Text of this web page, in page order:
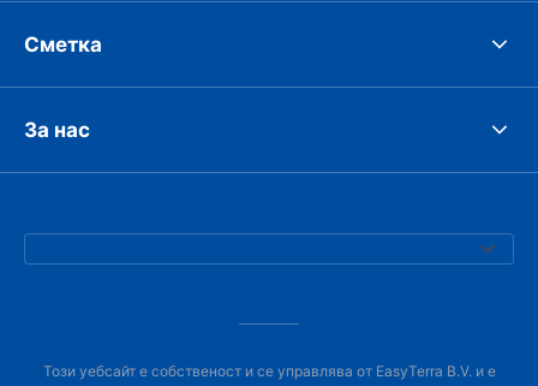
Сметка
За нас
Този уебсайт е собственост и се управлява от EasyTerra B.V. и е